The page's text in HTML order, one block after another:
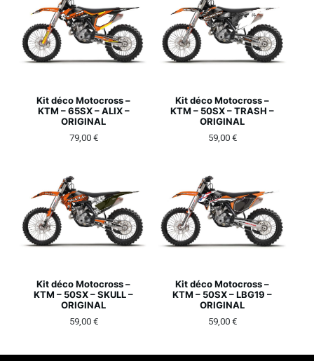
Kit déco Motocross –
KTM – 65SX – ALIX –
ORIGINAL
79,00 €
Kit déco Motocross –
KTM – 50SX – TRASH –
ORIGINAL
59,00 €
Kit déco Motocross –
KTM – 50SX – SKULL –
ORIGINAL
59,00 €
Kit déco Motocross –
KTM – 50SX – LBG19 –
ORIGINAL
59,00 €